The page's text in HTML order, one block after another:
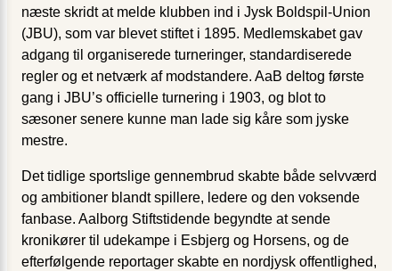
næste skridt at melde klubben ind i Jysk Boldspil-Union
(JBU), som var blevet stiftet i 1895. Medlemskabet gav
adgang til organiserede turneringer, standardiserede
regler og et netværk af modstandere. AaB deltog første
gang i JBU’s officielle turnering i 1903, og blot to
sæsoner senere kunne man lade sig kåre som jyske
mestre.
Det tidlige sportslige gennembrud skabte både selvværd
og ambitioner blandt spillere, ledere og den voksende
fanbase. Aalborg Stiftstidende begyndte at sende
kronikører til udekampe i Esbjerg og Horsens, og de
efterfølgende reportager skabte en nordjysk offentlighed,